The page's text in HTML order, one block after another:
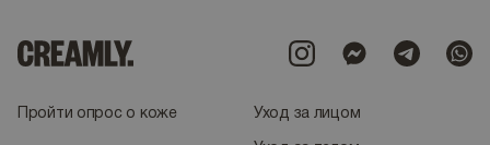
Пройти опрос о коже Уход за лицом